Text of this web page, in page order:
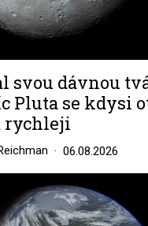
svou dávnou
Pluta se kdysi
rychleji
06.08.2026